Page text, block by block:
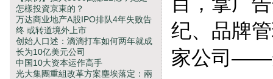
怎樣投資京東的？
万达商业地产A股IPO排队4年失败告
终 或转道境外上市
创始人口述：滴滴打车如何两年就成
长为10亿美元公司
中国10大资本运作高手
光大集團重組改革方案塵埃落定：兩
纪、品牌
家公司——